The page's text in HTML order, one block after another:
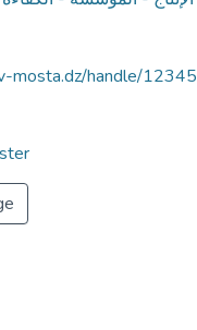
mosta.dz/handle/